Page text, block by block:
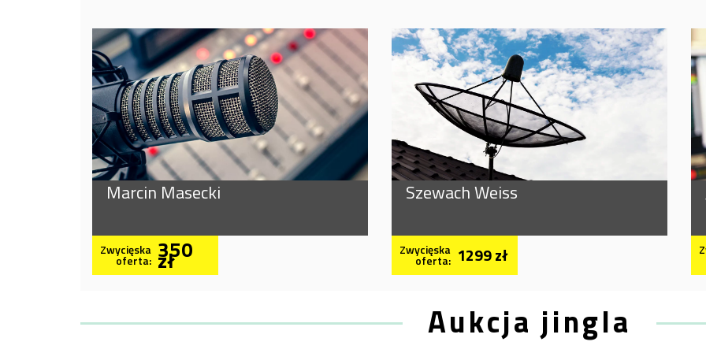
Marcin Masecki
Zwycięska
oferta: 350
zł
Szewach Weiss
Zwycięska
oferta: 1299 zł
Aukcja jingla